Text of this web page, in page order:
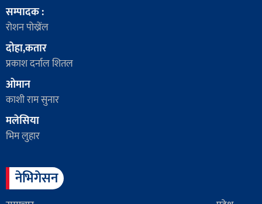
सम्पादक :
रोशन पोख्रेंल
दोहा,कतार
प्रकाश दर्नाल शितल
ओमान
काशी राम सुनार
मलेसिया
भिम लुहार
नेभिगेसन